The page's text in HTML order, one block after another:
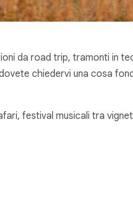
da road trip, tramonti in
chiedervi una cosa
festival musicali tra